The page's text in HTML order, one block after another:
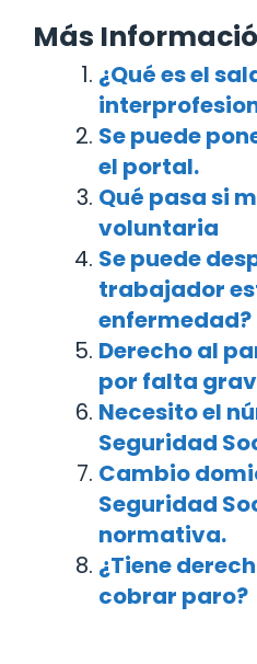
Más
¿Qué es el
Se puede
el portal.
Qué pasa si
voluntaria
Se puede
trabajador
enfermedad?
Derecho al
por falta
Necesito el
Seguridad
Cambio
Seguridad
normativa.
¿Tiene
cobrar paro?